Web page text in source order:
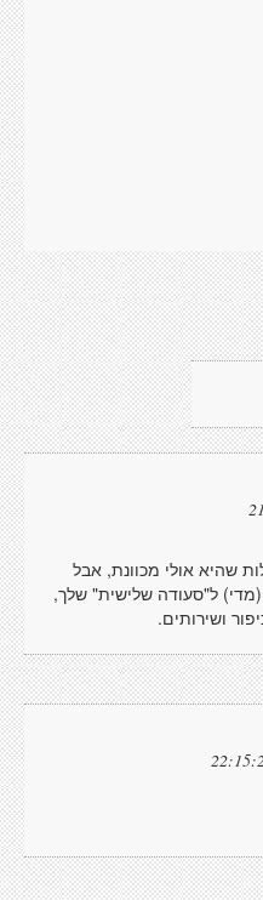
שהיא אולי מכוונת, אבל
(מדי) ל"סעודה שלישית" שלך,
ושירותים.